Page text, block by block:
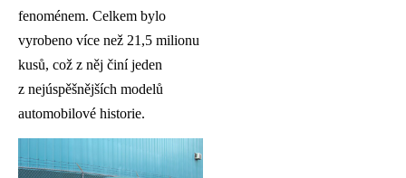
fenoménem. Celkem bylo
vyrobeno více než 21,5 milionu
kusů, což z něj činí jeden
z nejúspěšnějších modelů
automobilové historie.